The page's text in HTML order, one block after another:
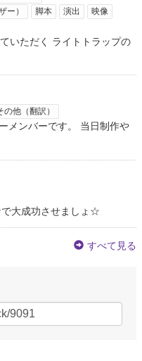
ー）
脚本 演出
映像
いただく ライトトラップの
の他（翻訳）
メンバーです。 当日制作や
大成功させましょ☆
すべて見る